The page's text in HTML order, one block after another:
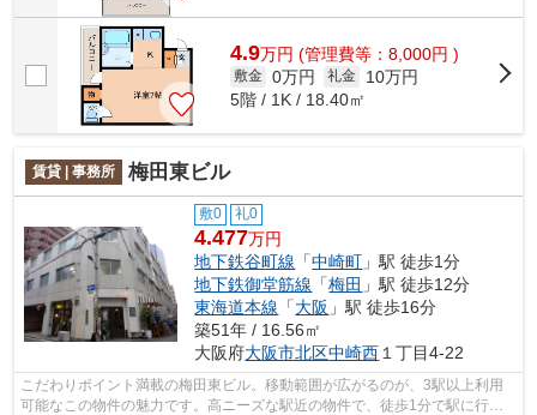
4.9万円 (管理費等：8,000円 )
敷金 0万円 礼金
10万円
5階 / 1K / 18.40㎡
賃貸 | 事務所 梅田東ビル
敷0 礼0
4.477万円
地下鉄谷町線 「中崎町 」駅 徒歩1分
地下鉄御堂筋線 「梅田 」駅 徒歩12分
東海道本線 「大阪 」駅 徒歩16分
築51年 / 16.56㎡
大阪府大阪市北区中崎西 １丁目4-22
こだわりポイント満載の梅田東ビル。移動範囲が広がるのが、3駅以上利用
可能なこの物件の魅力です。高ニーズな駅近の物件で、徒歩1分で駅に行く